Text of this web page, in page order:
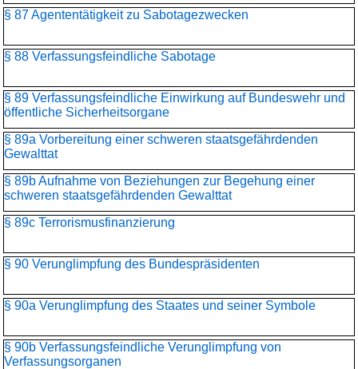
§ 87 Agententätigkeit zu Sabotagezwecken
§ 88 Verfassungsfeindliche Sabotage
§ 89 Verfassungsfeindliche Einwirkung auf Bundeswehr und
öffentliche Sicherheitsorgane
§ 89a Vorbereitung einer schweren staatsgefährdenden
Gewalttat
§ 89b Aufnahme von Beziehungen zur Begehung einer
schweren staatsgefährdenden Gewalttat
§ 89c Terrorismusfinanzierung
§ 90 Verunglimpfung des Bundespräsidenten
§ 90a Verunglimpfung des Staates und seiner Symbole
§ 90b Verfassungsfeindliche Verunglimpfung von
Verfassungsorganen